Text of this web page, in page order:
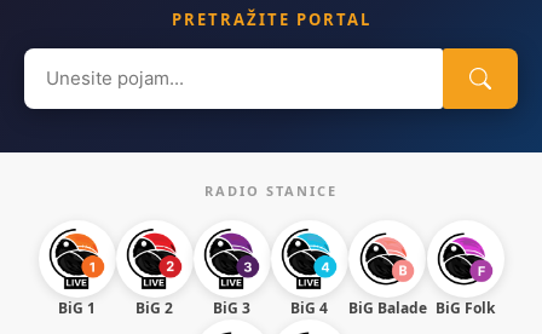
PRETRAŽITE PORTAL
Search
for:
RADIO STANICE
BiG 1 BiG 2 BiG 3 BiG 4 BiG Balade BiG Folk